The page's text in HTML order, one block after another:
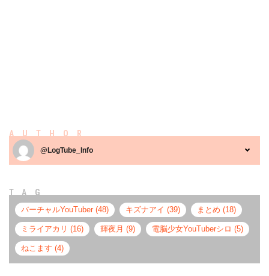
AUTHOR
@LogTube_Info
TAG
バーチャルYouTuber (48) キズナアイ (39) まとめ (18)
ミライアカリ (16) 輝夜月 (9) 電脳少女YouTuberシロ (5)
ねこます (4)